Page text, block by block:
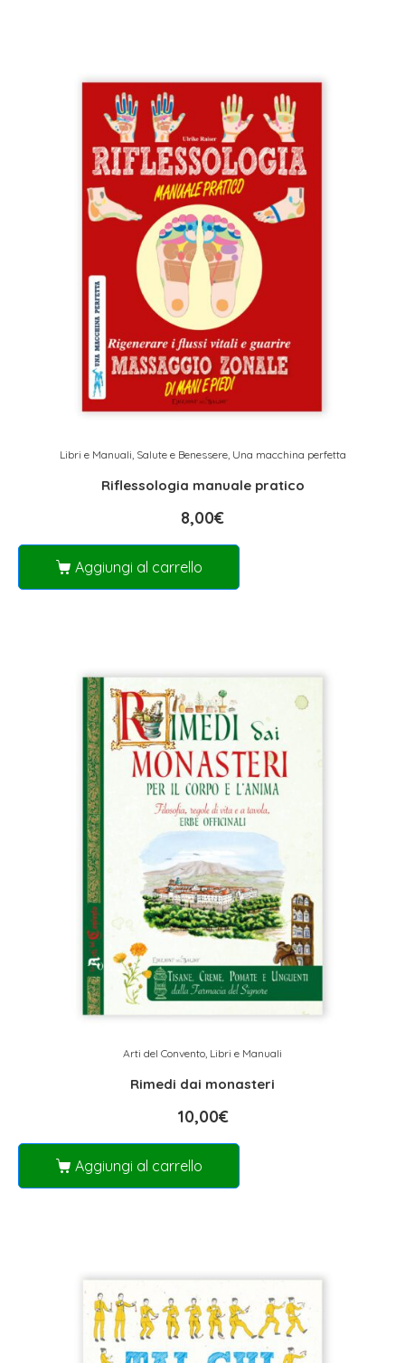
Libri e Manuali Salute e Benessere, Una macchina perfetta
Riflessologia manuale pratico
8,00€
Aggiungi al carrello
Arti del Convento Libri e Manuali
Rimedi dai monasteri
10,00€
Aggiungi al carrello